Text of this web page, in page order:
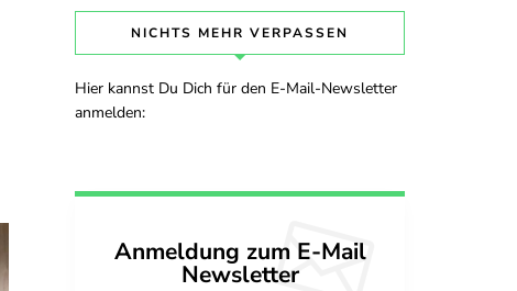
NICHTS MEHR VERPASSEN
Hier kannst Du Dich für den E-Mail-Newsletter
anmelden:
Anmeldung zum E-Mail
Newsletter